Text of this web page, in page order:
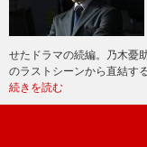
せたドラマの続編。乃木憂
のラストシーンから直結す
続きを読む